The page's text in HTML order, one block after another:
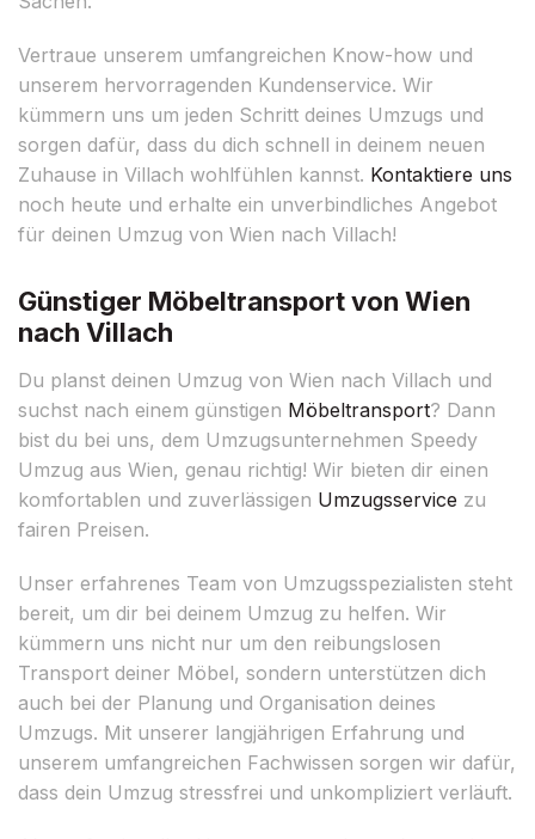
Vertraue unserem umfangreichen Know-how und
unserem hervorragenden Kundenservice. Wir
kümmern uns um jeden Schritt deines Umzugs und
sorgen dafür, dass du dich schnell in deinem neuen
Zuhause in Villach wohlfühlen kannst. Kontaktiere uns
noch heute und erhalte ein unverbindliches Angebot
für deinen Umzug von Wien nach Villach!
Günstiger Möbeltransport von Wien
nach Villach
Du planst deinen Umzug von Wien nach Villach und
suchst nach einem günstigen Möbeltransport? Dann
bist du bei uns, dem Umzugsunternehmen Speedy
Umzug aus Wien, genau richtig! Wir bieten dir einen
komfortablen und zuverlässigen Umzugsservice zu
fairen Preisen.
Unser erfahrenes Team von Umzugsspezialisten steht
bereit, um dir bei deinem Umzug zu helfen. Wir
kümmern uns nicht nur um den reibungslosen
Transport deiner Möbel, sondern unterstützen dich
auch bei der Planung und Organisation deines
Umzugs. Mit unserer langjährigen Erfahrung und
unserem umfangreichen Fachwissen sorgen wir dafür,
dass dein Umzug stressfrei und unkompliziert verläuft.